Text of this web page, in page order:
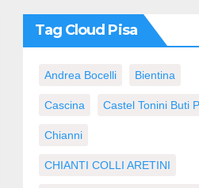
Tag Cloud Pisa
Andrea Bocelli Bientina
Cascina Castel Tonini Buti
Chianni
CHIANTI COLLI ARETINI